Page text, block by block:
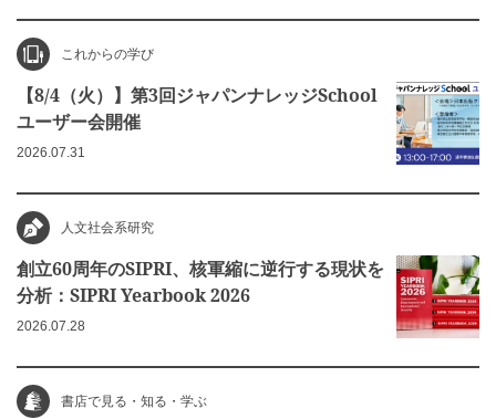
これからの学び
【8/4（火）】第3回ジャパンナレッジSchool
ユーザー会開催
2026.07.31
人文社会系研究
創立60周年のSIPRI、核軍縮に逆行する現状を
分析：SIPRI Yearbook 2026
2026.07.28
書店で見る・知る・学ぶ